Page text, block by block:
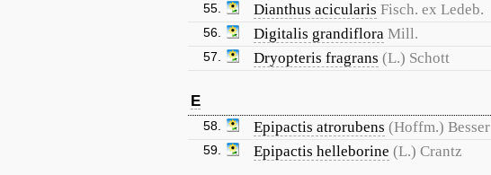
55.
Dianthus acicularis Fisch. ex Ledeb.
56.
Digitalis grandiflora Mill.
57.
Dryopteris fragrans (L.) Schott
E
58. Epipactis atrorubens (Hoffm.) Besser
59.
Epipactis helleborine (L.) Crantz